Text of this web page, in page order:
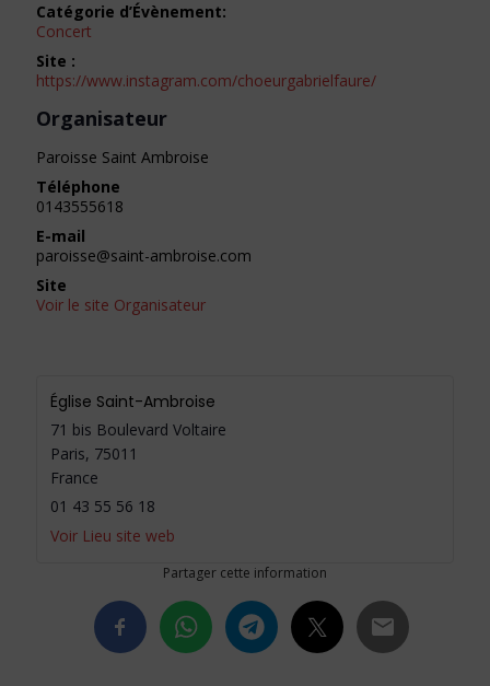
Catégorie d’Évènement:
Concert
Site :
https://www.instagram.com/choeurgabrielfaure/
Organisateur
Paroisse Saint Ambroise
Téléphone
0143555618
E-mail
paroisse@saint-ambroise.com
Site
Voir le site Organisateur
Église Saint-Ambroise
71 bis Boulevard Voltaire
Paris, 75011
France
01 43 55 56 18
Voir Lieu site web
Partager cette information